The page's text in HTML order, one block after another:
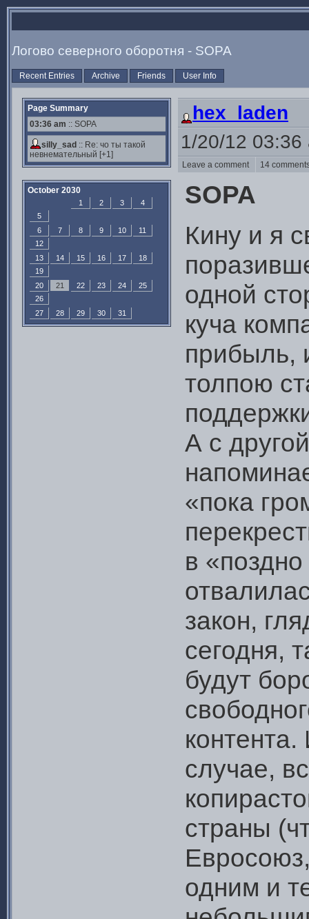
Логово северного оборотня - SOPA
Recent Entries Archive Friends User Info
Page Summary
03:36 am :: SOPA
silly_sad :: Re: чо ты такой
невнемательный [+1]
October 2030
1 2 3
4
5
6
7 8 9 10
11
12
13
14 15 16 17
18
19
20
21 22 23 24
25
26
27
28 29 30 31
hex_laden
1/20/12 03:36
Leave a comment 14
SOPA
Кину и я
одной
куча
прибыль,
толпою
А с
«пока
в
закон,
сегодня,
будут
случае,
страны
одним и